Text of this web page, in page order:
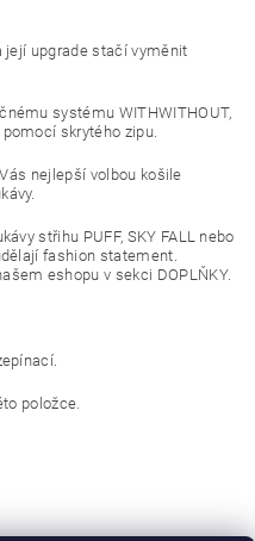
její upgrade stačí vyměnit
systému WITHWITHOUT,
skrytého zipu.
nejlepší volbou košile
střihu PUFF, SKY FALL nebo
fashion statement.
eshopu v sekci DOPLŇKY.
položce.